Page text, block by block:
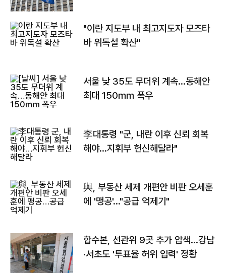
"이란 지도부 내 최고지도자 모즈타
바 위독설 확산"
서울 낮 35도 무더위 계속…동해안
최대 150㎜ 폭우
李대통령 "군, 내란 이후 신뢰 회복
해야…지휘부 헌신해달라"
與, 부동산 세제 개편안 비판 오세훈
에 '맹공'…"공급 억제기"
합수본, 선관위 9곳 추가 압색…강남
·서초도 '투표율 허위 입력' 정황